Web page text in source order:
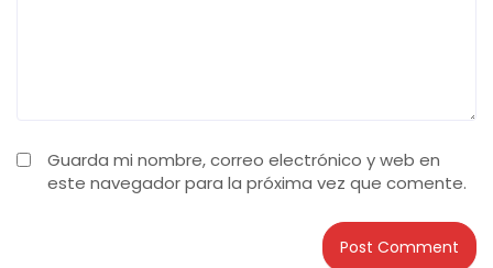
Guarda mi nombre, correo electrónico y web en
este navegador para la próxima vez que comente.